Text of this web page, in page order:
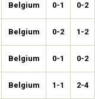
Belgium 0-1 0-2
Belgium 0-2 1-2
Belgium 0-1 0-2
Belgium 1-1 2-4